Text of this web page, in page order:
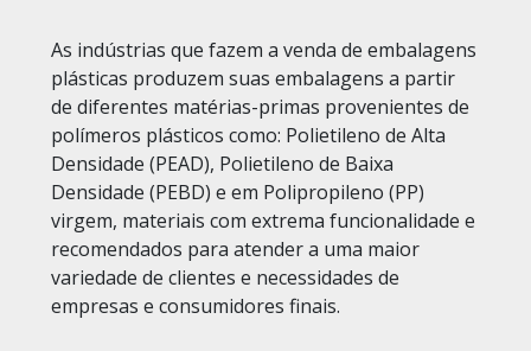
As indústrias que fazem a venda de embalagens
plásticas produzem suas embalagens a partir
de diferentes matérias-primas provenientes de
polímeros plásticos como: Polietileno de Alta
Densidade (PEAD), Polietileno de Baixa
Densidade (PEBD) e em Polipropileno (PP)
virgem, materiais com extrema funcionalidade e
recomendados para atender a uma maior
variedade de clientes e necessidades de
empresas e consumidores finais.